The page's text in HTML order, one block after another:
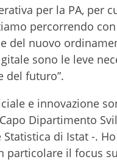
per la PA, per
percorrendo
del nuovo
sono le leve
del futuro”.
e innovazione
Dipartimento
Statistica di Istat -.
particolare il focus